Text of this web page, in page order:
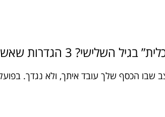
3 הגדרות שאשכרה עובדות
שבו הכסף שלך עובד איתך, ולא נגדך.